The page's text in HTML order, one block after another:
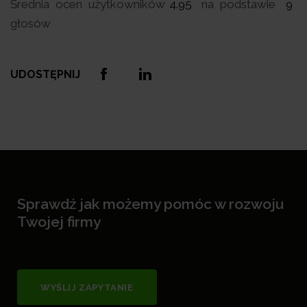
Średnia ocen użytkowników 4.95 na podstawie
9
głosów
UDOSTĘPNIJ
Sprawdź jak możemy pomóc w rozwoju
Twojej firmy
WYŚLIJ ZAPYTANIE